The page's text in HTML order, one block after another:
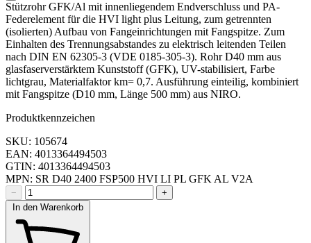
Stützrohr GFK/Al mit innenliegendem Endverschluss und PA-
Federelement für die HVI light plus Leitung, zum getrennten
(isolierten) Aufbau von Fangeinrichtungen mit Fangspitze. Zum
Einhalten des Trennungsabstandes zu elektrisch leitenden Teilen
nach DIN EN 62305-3 (VDE 0185-305-3). Rohr D40 mm aus
glasfaserverstärktem Kunststoff (GFK), UV-stabilisiert, Farbe
lichtgrau, Materialfaktor km= 0,7. Ausführung einteilig, kombiniert
mit Fangspitze (D10 mm, Länge 500 mm) aus NIRO.
Produktkennzeichen
SKU: 105674
EAN: 4013364494503
GTIN: 4013364494503
MPN: SR D40 2400 FSP500 HVI LI PL GFK AL V2A
−
+
In den Warenkorb